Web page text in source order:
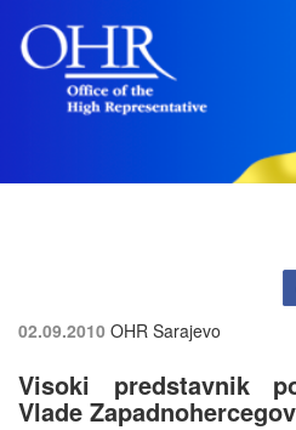
02.09.2010 OHR Sarajevo
Visoki predstavnik
Vlade